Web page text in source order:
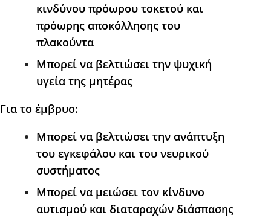
κινδύνου πρόωρου τοκετού και
πρόωρης αποκόλλησης του
πλακούντα
Μπορεί να βελτιώσει την ψυχική
υγεία της μητέρας
Για το έμβρυο:
Μπορεί να βελτιώσει την ανάπτυξη
του εγκεφάλου και του νευρικού
συστήματος
Μπορεί να μειώσει τον κίνδυνο
αυτισμού και διαταραχών διάσπασης